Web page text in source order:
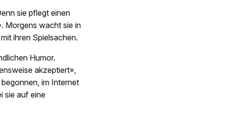
sie pflegt einen
Morgens wacht sie in
ihren Spielsachen.
Humor.
akzeptiert»,
im Internet
sie auf eine